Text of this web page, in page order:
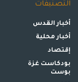
التصنيفات
أخبار القدس
أخبار محلية
إقتصاد
بودكاست غزة
بوست